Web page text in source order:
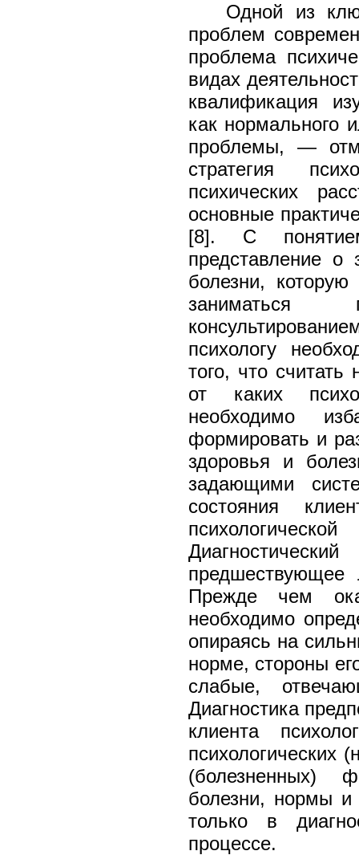
Одной из
проблем
проблема
видах
квалификация
как нормального
проблемы, —
стратегия
психических
основные
[8]. С
представление
болезни,
заниматься
психологу
того, что
от каких
необходимо
формировать и
здоровья и
задающими
состояния
предшествующее
Прежде чем
необходимо
опираясь на
норме, стороны
слабые,
Диагностика
клиента
психологических
(болезненных)
болезни, нормы и
только в
процессе.